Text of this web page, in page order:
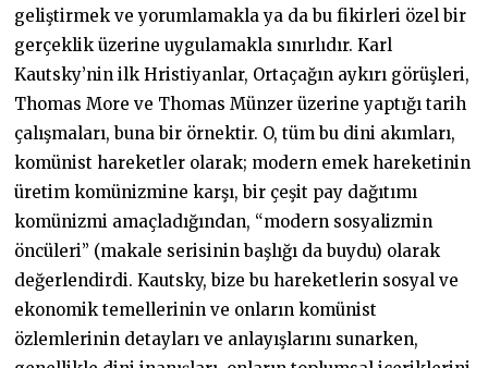
geliştirmek ve yorumlamakla ya da bu fikirleri özel bir
gerçeklik üzerine uygulamakla sınırlıdır. Karl
Kautsky’nin ilk Hristiyanlar, Ortaçağın aykırı görüşleri,
Thomas More ve Thomas Münzer üzerine yaptığı tarih
çalışmaları, buna bir örnektir. O, tüm bu dini akımları,
komünist hareketler olarak; modern emek hareketinin
üretim komünizmine karşı, bir çeşit pay dağıtımı
komünizmi amaçladığından, “modern sosyalizmin
öncüleri” (makale serisinin başlığı da buydu) olarak
değerlendirdi. Kautsky, bize bu hareketlerin sosyal ve
ekonomik temellerinin ve onların komünist
özlemlerinin detayları ve anlayışlarını sunarken,